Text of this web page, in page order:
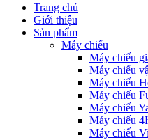
Trang chủ
Giới thiệu
Sản phẩm
Máy chiếu
Máy chiếu
Máy chiếu
Máy chiếu
Máy chiếu
Máy chiếu
Máy chiếu
Máy chiếu